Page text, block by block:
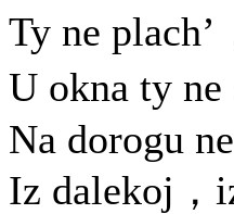
Ty ne plach’
U okna ty ne
Na dorogu
Iz dalekoj，